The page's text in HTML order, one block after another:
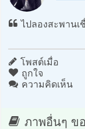
ไปลองสะพานเ
โพสต์เมื่อ
ถูกใจ
ความคิดเห็น
ภาพอื่นๆ ข